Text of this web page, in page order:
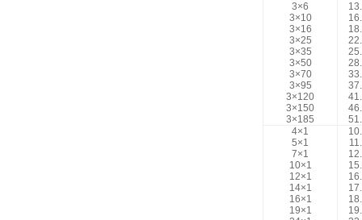
3×6
3×10
3×16
3×25
3×35
3×50
3×70
3×95
3×120
3×150
3×185
4×1
5×1
7×1
10×1
12×1
14×1
16×1
19×1